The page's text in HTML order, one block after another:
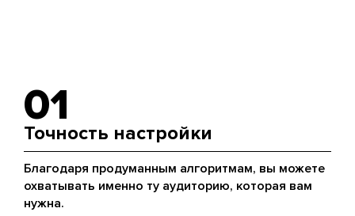
01
Точность настройки
Благодаря продуманным алгоритмам, вы можете
охватывать именно ту аудиторию, которая вам
нужна.